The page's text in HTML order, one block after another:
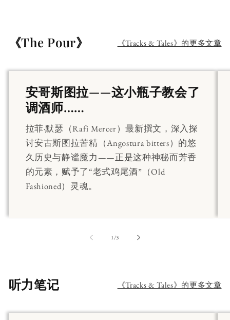
《The Pour》 《Tracks & Tales》的更多文章
安哥斯图拉——这小瓶子教会了
调酒师……
拉菲·默瑟（Rafi Mercer）最新撰文，深入探
讨安古斯图拉苦精（Angostura bitters）的悠
久历史与静谧魔力——正是这种神秘而芳香
的元素，赋予了“老式鸡尾酒”（Old
Fashioned）灵魂。
1/第
3
听力笔记 《Tracks & Tales》的更多文章